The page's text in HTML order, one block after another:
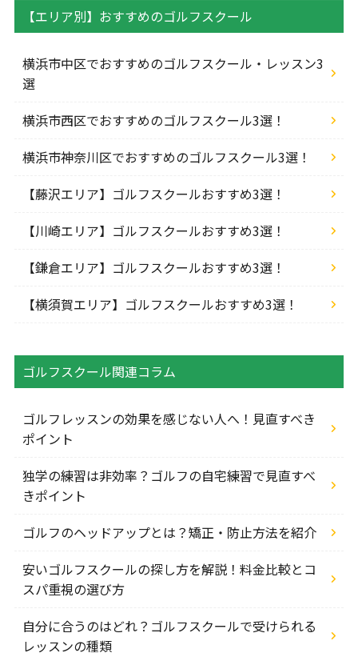
【エリア別】おすすめのゴルフスクール
横浜市中区でおすすめのゴルフスクール・レッスン3
選
横浜市西区でおすすめのゴルフスクール3選！
横浜市神奈川区でおすすめのゴルフスクール3選！
【藤沢エリア】ゴルフスクールおすすめ3選！
【川崎エリア】ゴルフスクールおすすめ3選！
【鎌倉エリア】ゴルフスクールおすすめ3選！
【横須賀エリア】ゴルフスクールおすすめ3選！
ゴルフスクール関連コラム
ゴルフレッスンの効果を感じない人へ！見直すべき
ポイント
独学の練習は非効率？ゴルフの自宅練習で見直すべ
きポイント
ゴルフのヘッドアップとは？矯正・防止方法を紹介
安いゴルフスクールの探し方を解説！料金比較とコ
スパ重視の選び方
自分に合うのはどれ？ゴルフスクールで受けられる
レッスンの種類